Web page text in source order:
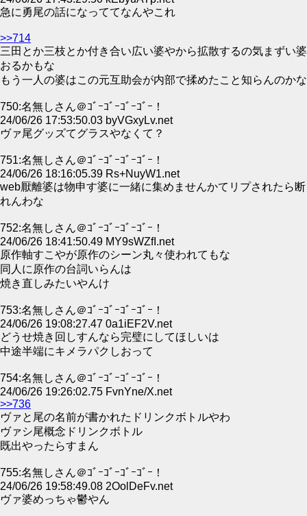
急に勇尾の話になっててなんやこれ
>>714
三田とか三枝とか付き合い広い婆やから拡散するの気まずい婆
おるかもな
もう一人の婆はこの元互助会が内部で揉めたこと知らんのかな
750:名無しさん＠ｺﾞｰｺﾞｰｺﾞｰｺﾞｰ！
24/06/26 17:53:50.03 byVGxyLv.net
ヴァ尾グッズてグラスやなくて？
751:名無しさん＠ｺﾞｰｺﾞｰｺﾞｰｺﾞｰ！
24/06/26 18:16:05.39 Rs+NuyW1.net
web厭離婆は物申す婆に一緒に集めませんかてリプされたら断
れんわな
752:名無しさん＠ｺﾞｰｺﾞｰｺﾞｰｺﾞｰ！
24/06/26 18:41:50.49 MY9sWZfI.net
原作軸すこやが原作のシーン丸々使われてもな
同人に原作の台詞いらんは
焼き直しみたいやんけ
753:名無しさん＠ｺﾞｰｺﾞｰｺﾞｰｺﾞｰ！
24/06/26 19:08:27.47 0a1iEF2V.net
どうせ焼き回しすんなら完璧にしてほしいは
中途半端にキメラパクしおって
754:名無しさん＠ｺﾞｰｺﾞｰｺﾞｰｺﾞｰ！
24/06/26 19:26:02.75 FvnYne/X.net
>>736
ヴァと尾の名前が書かれたドリンクボトルやわ
ヴァシ尾概念ドリンクボトル
既出やったらすまん
755:名無しさん＠ｺﾞｰｺﾞｰｺﾞｰｺﾞｰ！
24/06/26 19:58:49.08 2OolDeFv.net
ヴァ婆めっちゃ鬱やん